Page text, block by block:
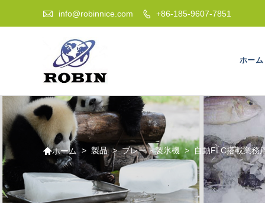
 info@robinnice.com  +86-185-9607-7851
ホーム
ホーム > 製品 > プレート製氷機 > 自動FLC搭載業務